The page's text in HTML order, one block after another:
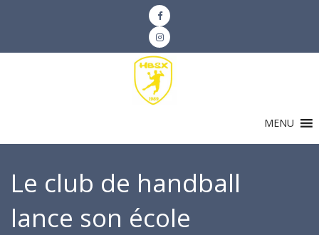
MENU
Le club de handball
lance son école